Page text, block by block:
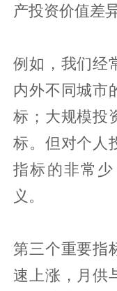
产投资价值差异
例如，我们经
内外不同城市
标；大规模投
标。但对个人
指标的非常
义。
第三个重要指
速上涨，月供